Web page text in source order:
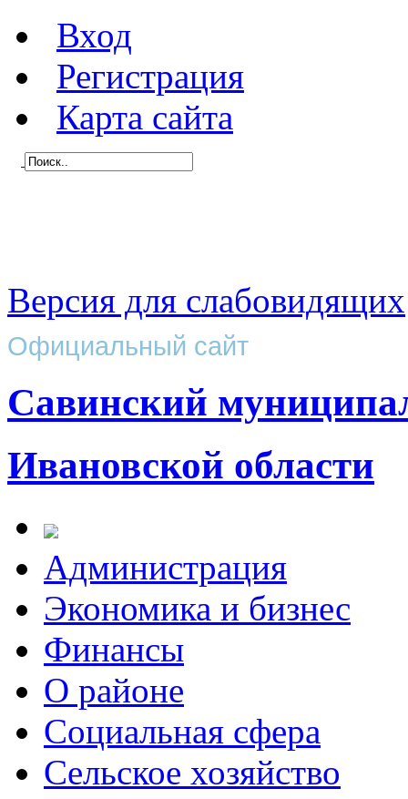
Вход
Регистрация
Карта сайта
Версия для слабовидящих
Официальный сайт
Савинский
Ивановской области
Администрация
Экономика и бизнес
Финансы
О районе
Социальная сфера
Сельское хозяйство